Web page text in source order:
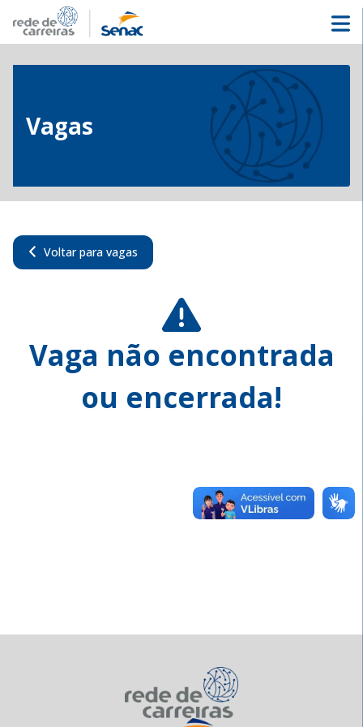
Vagas
Voltar para vagas
Vaga não encontrada
ou encerrada!